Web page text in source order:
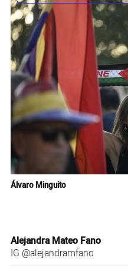
Álvaro Minguito
Alejandra Mateo Fano
IG @alejandramfano